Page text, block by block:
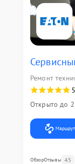
Ремонт
Открыто до
Маршрут
ОбзорОтзывы 45